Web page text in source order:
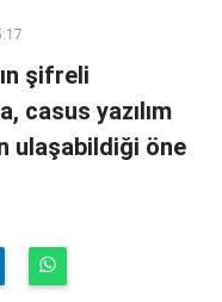
şifreli
casus yazılım
ulaşabildiği öne